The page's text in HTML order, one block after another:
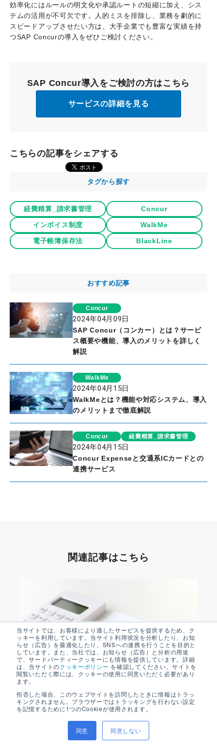
当サイトでは、お客様により適したサービスを提供するため、ク
ッキーを利用しています。当サイト利用状況を分析したり、お知
らせ（広告）を最適化したり、SNSへの連携を行うことを目的と
しています。また、当社では、お知らせ（広告）と分析の用途
で、サードパーティークッキーにも情報を提供しています。詳細
は、当サイトのクッキーポリシー を確認してください。サイトを
閲覧いただく際には、クッキーの使用に同意いただく必要があり
ます。
拒否した場合、このウェブサイトを訪問したときに情報はトラッ
キングされません。ブラウザーではトラッキングを行わない設定
を記憶するために1つのCookieが使用されます。
同意 同意しない
効率化にはルールの明文化や承認ルートの短縮に加え、シス
テムの活用が不可欠です。人的ミスを排除し、業務を劇的に
スピードアップさせたい方は、大手企業でも豊富な実績を持
つSAP Concurの導入をぜひご検討ください。
SAP Concur導入をご検討の方はこちら
サービスの詳細を見る
こちらの記事をシェアする
タグから探す
経費精算_請求書管理 Concur
インボイス制度 WalkMe
電子帳簿保存法 BlackLine
おすすめ記事
Concur
2024年04月09日
SAP Concur（コンカー）とは？サービ
ス概要や機能、導入のメリットを詳しく
解説
WalkMe
2024年04月15日
WalkMeとは？機能や対応システム、導入
のメリットまで徹底解説
Concur 経費精算_請求書管理
2024年04月15日
Concur Expenseと交通系ICカードとの
連携サービス
関連記事はこちら
WalkMe 経費精算_請求書管理